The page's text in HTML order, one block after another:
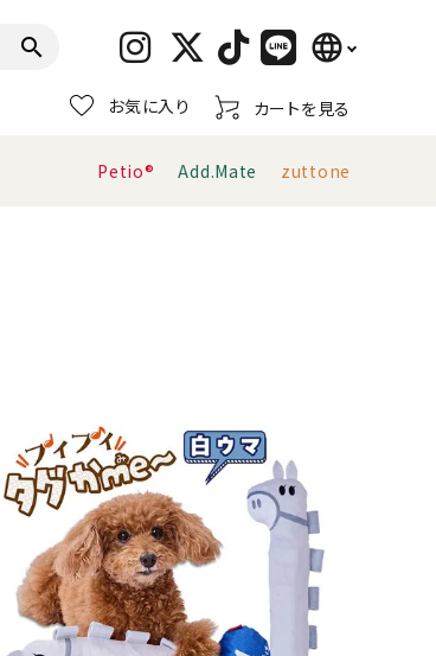
search language
日本語
English
お気に入り カートを見る
ネコポス対象商品一覧
Petio® Add.Mate zuttone